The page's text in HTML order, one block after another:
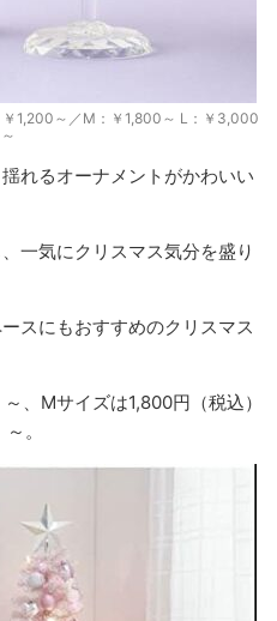
￥1,200～／M：￥1,800～ L：￥3,000
～
れるオーナメントがかわいい
一気にクリスマス気分を盛り
スにもおすすめのクリスマス
、Mサイズは1,800円（税込）
。